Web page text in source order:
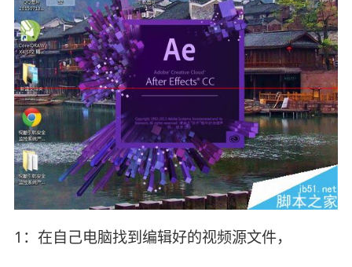
1：在自己电脑找到编辑好的视频源文件，